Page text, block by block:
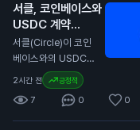
서클, 코인베이스와
USDC 계약
2029년까지 연장
N
서클(Circle)이 코인
베이스와의 USDC
스테이블코인 계약을
2029년까지 연장했
습니다. 이번 계약 연
장은 서클이 코인베이
2시간 전 긍정적
7 0 0